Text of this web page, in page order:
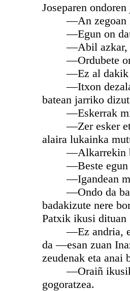
Joseparen
—An zegoan
—Egun on
—Abil azkar,
—Ordubete
—Ez al dakik
—Itxon dezala.
batean jarriko
—Eskerrak
—Zer esker eta
alaira lukainka
—Alkarrekin
—Beste egun
—Igandean
—Ondo da ba,
badakizute nere
Patxik ikusi dituan
—Ez andria, ez,
da —esan zuan
zeudenak eta anai
—Oraiñ ikusiko
gogoratzea.